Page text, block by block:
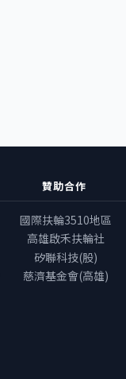
贊助合作
國際扶輪3510地區
高雄啟禾扶輪社
矽聯科技(股)
慈濟基金會(高雄)